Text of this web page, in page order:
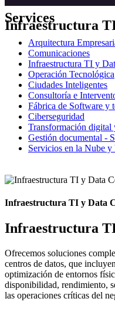
Infraestructura
Services
Arquitectura
Comunicaciones
Infraestructura TI y
Operación Tecnológica
Ciudades Inteligentes
Consultoría e
Fábrica de Software y
Ciberseguridad
Transformación digital
Gestión documental -
Servicios en la Nube
Infraestructura TI y Data
Infraestructura
Ofrecemos soluciones
centros de datos, que
optimización de entornos
disponibilidad, rendimiento,
las operaciones críticas del